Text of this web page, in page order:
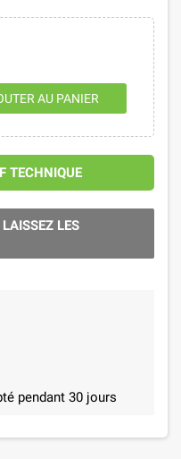
AU PANIER
TECHNIQUE
LES
pendant 30 jours